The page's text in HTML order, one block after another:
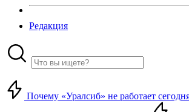
Редакция
Почему «Уралсиб» не работает